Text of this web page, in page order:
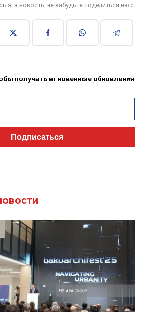
эта новость, не забудьте поделиться ею с
получать мгновенные обновления
Подписаться